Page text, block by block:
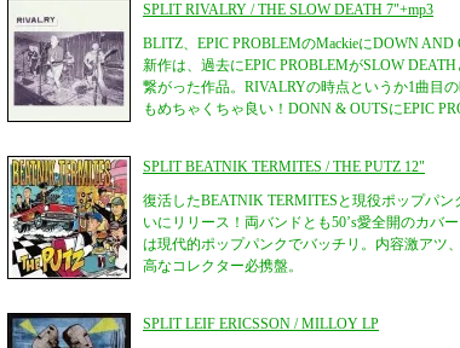
SPLIT RIVALRY / THE SLOW DEATH 7"+mp3
BLITZ、EPIC PROBLEMのMackieにDOWN
新作は、過去にEPIC PROBLEMがSLOW
繋がった作品。RIVALRYの時点というか1曲目
もめちゃくちゃ良い！DONN & OUTSにEPIC
SPLIT BEATNIK TERMITES / THE PUTZ 12"
復活したBEATNIK TERMITESと現役ポップパ
いにリリース！両バンドとも50’s愛全開のカバ
は現代的ポップパンクでバッチリ。内容激アツ
高なコレクター必携盤。
SPLIT LEIF ERICSSON / MILLOY LP